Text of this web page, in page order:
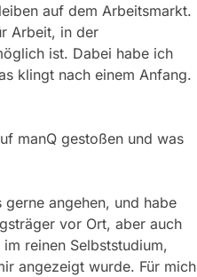
auf dem Arbeitsmarkt.
Arbeit, in der
ist. Dabei habe ich
klingt nach einem Anfang.
manQ gestoßen und was
angehen, und habe
vor Ort, aber auch
reinen Selbststudium,
angezeigt wurde. Für mich